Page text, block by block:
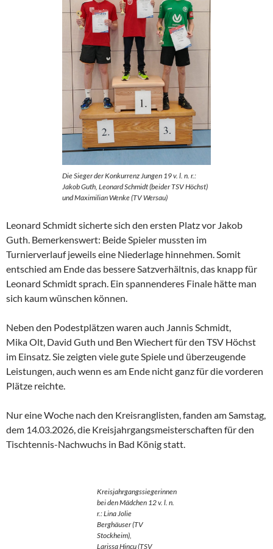
Die Sieger der Konkurrenz Jungen 19 v. l. n. r.:
Jakob Guth, Leonard Schmidt (beider TSV Höchst)
und Maximilian Wenke (TV Wersau)
Leonard Schmidt sicherte sich den ersten Platz vor Jakob
Guth. Bemerkenswert: Beide Spieler mussten im
Turnierverlauf jeweils eine Niederlage hinnehmen. Somit
entschied am Ende das bessere Satzverhältnis, das knapp für
Leonard Schmidt sprach. Ein spannenderes Finale hätte man
sich kaum wünschen können.
Neben den Podestplätzen waren auch Jannis Schmidt,
Mika Olt, David Guth und Ben Wiechert für den TSV Höchst
im Einsatz. Sie zeigten viele gute Spiele und überzeugende
Leistungen, auch wenn es am Ende nicht ganz für die vorderen
Plätze reichte.
Nur eine Woche nach den Kreisranglisten, fanden am Samstag,
dem 14.03.2026, die Kreisjahrgangsmeisterschaften für den
Tischtennis-Nachwuchs in Bad König statt.
Kreisjahrgangssiegerinnen
bei den Mädchen 12 v. l. n.
r.: Lina Jolie
Berghäuser (TV
Stockheim),
Larissa Hincu (TSV